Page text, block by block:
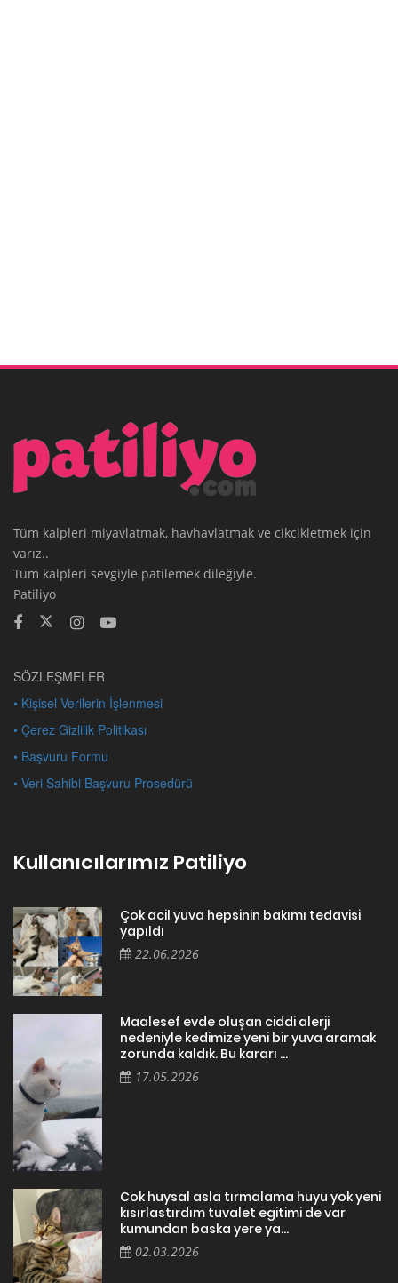
Tüm kalpleri miyavlatmak, havhavlatmak ve cikcikletmek için
varız..
Tüm kalpleri sevgiyle patilemek dileğiyle.
Patiliyo
SÖZLEŞMELER
• Kişisel Verilerin İşlenmesi
• Çerez Gizlilik Politikası
• Başvuru Formu
• Veri Sahibi Başvuru Prosedürü
Kullanıcılarımız Patiliyo
Çok acil yuva hepsinin bakımı tedavisi
yapıldı
22.06.2026
Maalesef evde oluşan ciddi alerji
nedeniyle kedimize yeni bir yuva aramak
zorunda kaldık. Bu kararı ...
17.05.2026
Cok huysal asla tırmalama huyu yok yeni
kısırlastırdım tuvalet egitimi de var
kumundan baska yere ya...
02.03.2026